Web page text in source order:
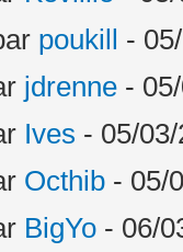
poukill -
jdrenne -
Ives - 05/
Octhib - 05/
BigYo - 06/